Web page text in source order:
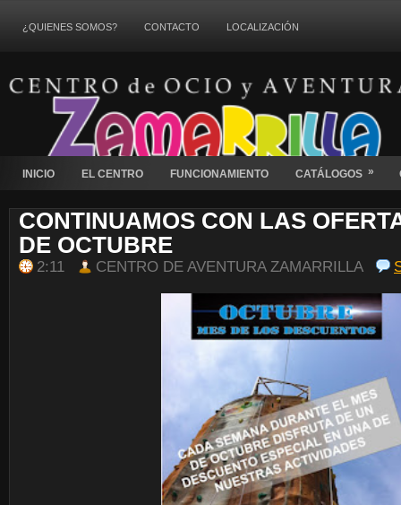
¿QUIENES SOMOS? CONTACTO LOCALIZACIÓN
INICIO EL CENTRO FUNCIONAMIENTO CATÁLOGOS »
CONTINUAMOS CON LAS
DE OCTUBRE
2:11 CENTRO DE AVENTURA ZAMARRILLA